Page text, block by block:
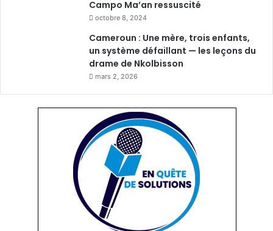
Campo Ma’an ressuscité
octobre 8, 2024
Cameroun : Une mère, trois enfants,
un système défaillant — les leçons du
drame de Nkolbisson
mars 2, 2026